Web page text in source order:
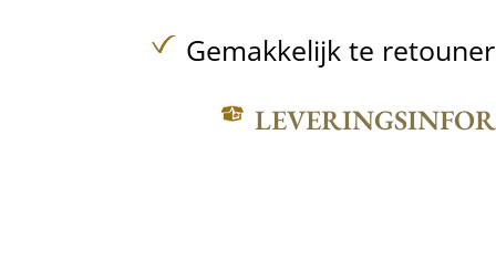
Gemakkelijk te